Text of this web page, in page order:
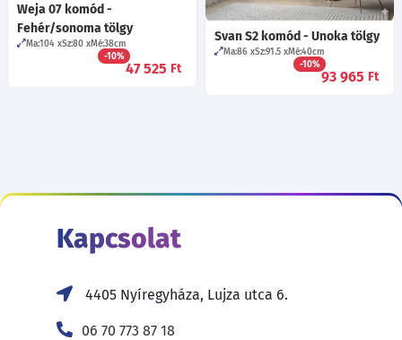
Weja 07 komód -
Fehér/sonoma tölgy
Ma:104 Sz:80 Mé:38cm
-10%
47 525 Ft
Svan S2 komód - Unoka tölgy
Ma:86 Sz:91.5 Mé:40cm
-10%
93 965 Ft
Kapcsolat
4405 Nyíregyháza, Lujza utca 6.
06 70 773 87 18